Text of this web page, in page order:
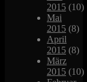
2015 (10)
Mai
2015 (8)
April
2015 (8)
März
2015 (10)